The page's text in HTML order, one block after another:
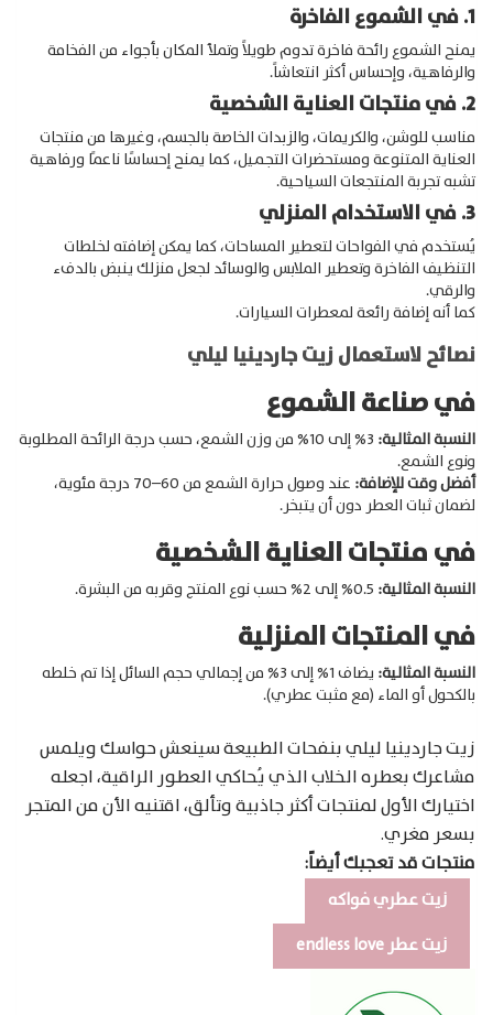
Products
search
1. في الشموع الفاخرة
يمنح الشموع رائحة فاخرة تدوم طويلاً وتملأ المكان بأجواء من الفخامة
والرفاهية، وإحساس أكثر انتعاشاً.
2. في منتجات العناية الشخصية
مناسب للوشن، والكريمات، والزبدات الخاصة بالجسم، وغيرها من منتجات
العناية المتنوعة ومستحضرات التجميل، كما يمنح إحساسًا ناعمًا ورفاهية
تشبه تجربة المنتجعات السياحية.
3. في الاستخدام المنزلي
يُستخدم في الفواحات لتعطير المساحات، كما يمكن إضافته لخلطات
التنظيف الفاخرة وتعطير الملابس والوسائد لجعل منزلك ينبض بالدفء
والرقي.
كما أنه إضافة رائعة لمعطرات السيارات.
نصائح لاستعمال زيت جاردينيا ليلي
في صناعة الشموع
النسبة المثالية:
3% إلى 10% من وزن الشمع، حسب درجة الرائحة المطلوبة
ونوع الشمع.
أفضل وقت للإضافة:
عند وصول حرارة الشمع من 60–70 درجة مئوية،
لضمان ثبات العطر دون أن يتبخر.
في منتجات العناية الشخصية
النسبة المثالية:
في المنتجات المنزلية
النسبة المثالية:
يضاف 1% إلى 3% من إجمالي حجم السائل إذا تم خلطه
بالكحول أو الماء (مع مثبت عطري).
زيت جاردينيا ليلي بنفحات الطبيعة سينعش حواسك ويلمس
مشاعرك بعطره الخلاب الذي يُحاكي العطور الراقية، اجعله
اختيارك الأول لمنتجات أكثر جاذبية وتألق، اقتنيه الأن من المتجر
بسعر مغري.
منتجات قد تعجبك أيضاً:
زيت عطري فواكه
زيت عطر endless love